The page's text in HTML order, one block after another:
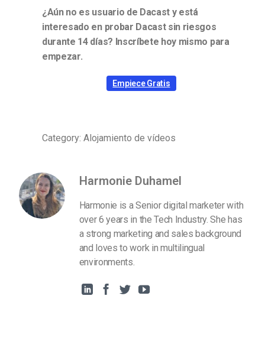
¿Aún no es usuario de Dacast y está
interesado en probar Dacast sin riesgos
durante 14 días? Inscríbete hoy mismo para
empezar.
Empiece Gratis
Category: Alojamiento de vídeos
Harmonie Duhamel
Harmonie is a Senior digital marketer with
over 6 years in the Tech Industry. She has
a strong marketing and sales background
and loves to work in multilingual
environments.